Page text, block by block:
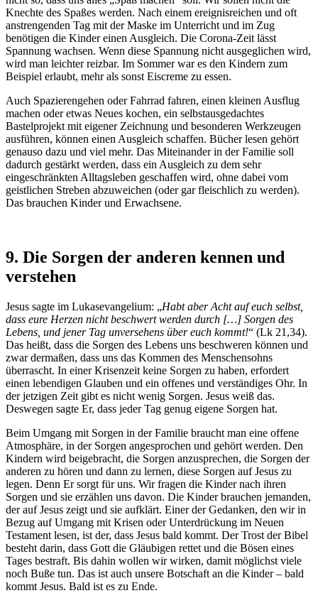
Knechte des Spaßes werden. Nach einem ereignisreichen und oft
anstrengenden Tag mit der Maske im Unterricht und im Zug
benötigen die Kinder einen Ausgleich. Die Corona-Zeit lässt
Spannung wachsen. Wenn diese Spannung nicht ausgeglichen wird,
wird man leichter reizbar. Im Sommer war es den Kindern zum
Beispiel erlaubt, mehr als sonst Eiscreme zu essen.
Auch Spazierengehen oder Fahrrad fahren, einen kleinen Ausflug
machen oder etwas Neues kochen, ein selbstausgedachtes
Bastelprojekt mit eigener Zeichnung und besonderen Werkzeugen
ausführen, können einen Ausgleich schaffen. Bücher lesen gehört
genauso dazu und viel mehr. Das Miteinander in der Familie soll
dadurch gestärkt werden, dass ein Ausgleich zu dem sehr
eingeschränkten Alltagsleben geschaffen wird, ohne dabei vom
geistlichen Streben abzuweichen (oder gar fleischlich zu werden).
Das brauchen Kinder und Erwachsene.
9. Die Sorgen der anderen kennen und
verstehen
Jesus sagte im Lukasevangelium: „Habt aber Acht auf euch selbst,
dass eure Herzen nicht beschwert werden durch […] Sorgen des
Lebens, und jener Tag unversehens über euch kommt!“ (Lk 21,34).
Das heißt, dass die Sorgen des Lebens uns beschweren können und
zwar dermaßen, dass uns das Kommen des Menschensohns
überrascht. In einer Krisenzeit keine Sorgen zu haben, erfordert
einen lebendigen Glauben und ein offenes und verständiges Ohr. In
der jetzigen Zeit gibt es nicht wenig Sorgen. Jesus weiß das.
Deswegen sagte Er, dass jeder Tag genug eigene Sorgen hat.
Beim Umgang mit Sorgen in der Familie braucht man eine offene
Atmosphäre, in der Sorgen angesprochen und gehört werden. Den
Kindern wird beigebracht, die Sorgen anzusprechen, die Sorgen der
anderen zu hören und dann zu lernen, diese Sorgen auf Jesus zu
legen. Denn Er sorgt für uns. Wir fragen die Kinder nach ihren
Sorgen und sie erzählen uns davon. Die Kinder brauchen jemanden,
der auf Jesus zeigt und sie aufklärt. Einer der Gedanken, den wir in
Bezug auf Umgang mit Krisen oder Unterdrückung im Neuen
Testament lesen, ist der, dass Jesus bald kommt. Der Trost der Bibel
besteht darin, dass Gott die Gläubigen rettet und die Bösen eines
Tages bestraft. Bis dahin wollen wir wirken, damit möglichst viele
noch Buße tun. Das ist auch unsere Botschaft an die Kinder – bald
kommt Jesus. Bald ist es zu Ende.